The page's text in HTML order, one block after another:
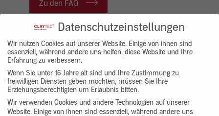
Zu den FAQ
IM SYSTEM PASSEND
Datenschutzeinstellungen
Wir nutzen Cookies auf unserer Website. Einige von ihnen sind
essenziell, während andere uns helfen, diese Website und Ihre
Erfahrung zu verbessern.
Wenn Sie unter 16 Jahre alt sind und Ihre Zustimmung zu
freiwilligen Diensten geben möchten, müssen Sie Ihre
Erziehungsberechtigten um Erlaubnis bitten.
Wir verwenden Cookies und andere Technologien auf unserer
Website. Einige von ihnen sind essenziell, während andere uns